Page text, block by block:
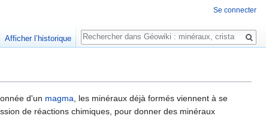
d'un magma, les minéraux déjà formés viennent à se
de réactions chimiques, pour donner des minéraux
Se connecter
Afficher l’historique
Rechercher